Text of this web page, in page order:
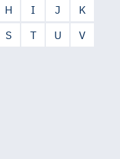
H I J
K
S T U
V